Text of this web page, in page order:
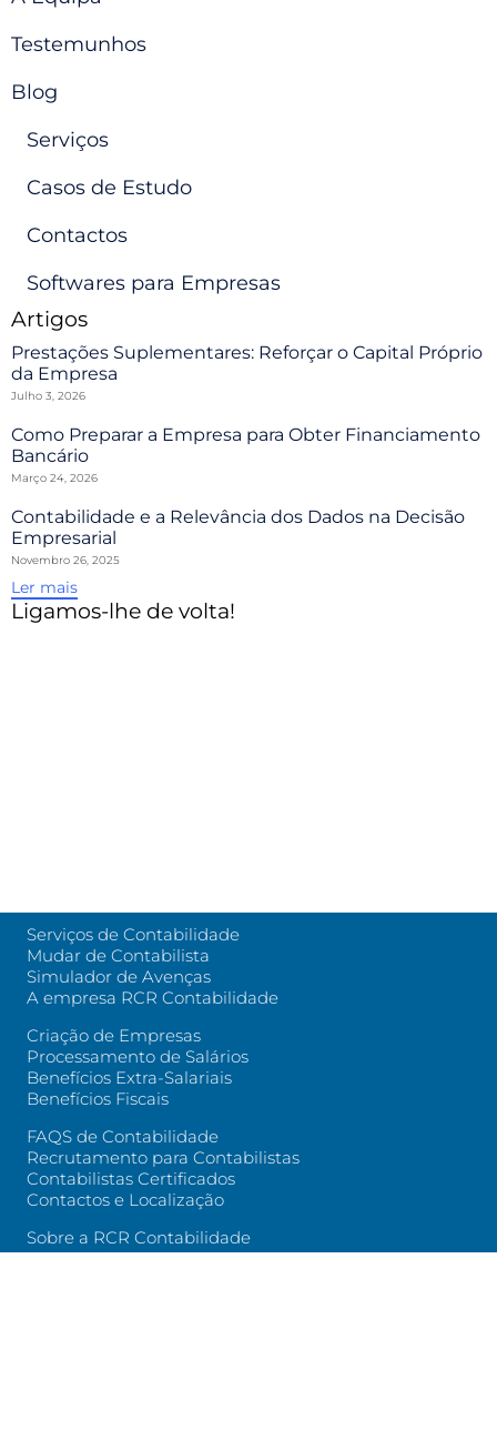
Testemunhos
Blog
Serviços
Casos de Estudo
Contactos
Softwares para Empresas
Artigos
Prestações Suplementares: Reforçar o Capital Próprio
da Empresa
Julho 3, 2026
Como Preparar a Empresa para Obter Financiamento
Bancário
Março 24, 2026
Contabilidade e a Relevância dos Dados na Decisão
Empresarial
Novembro 26, 2025
Ler mais
Ligamos-lhe de volta!
Serviços de Contabilidade
Mudar de Contabilista
Simulador de Avenças
A empresa RCR Contabilidade
Criação de Empresas
Processamento de Salários
Benefícios Extra-Salariais
Benefícios Fiscais
FAQS de Contabilidade
Recrutamento para Contabilistas
Contabilistas Certificados
Contactos e Localização
Sobre a RCR Contabilidade
Testemunhos